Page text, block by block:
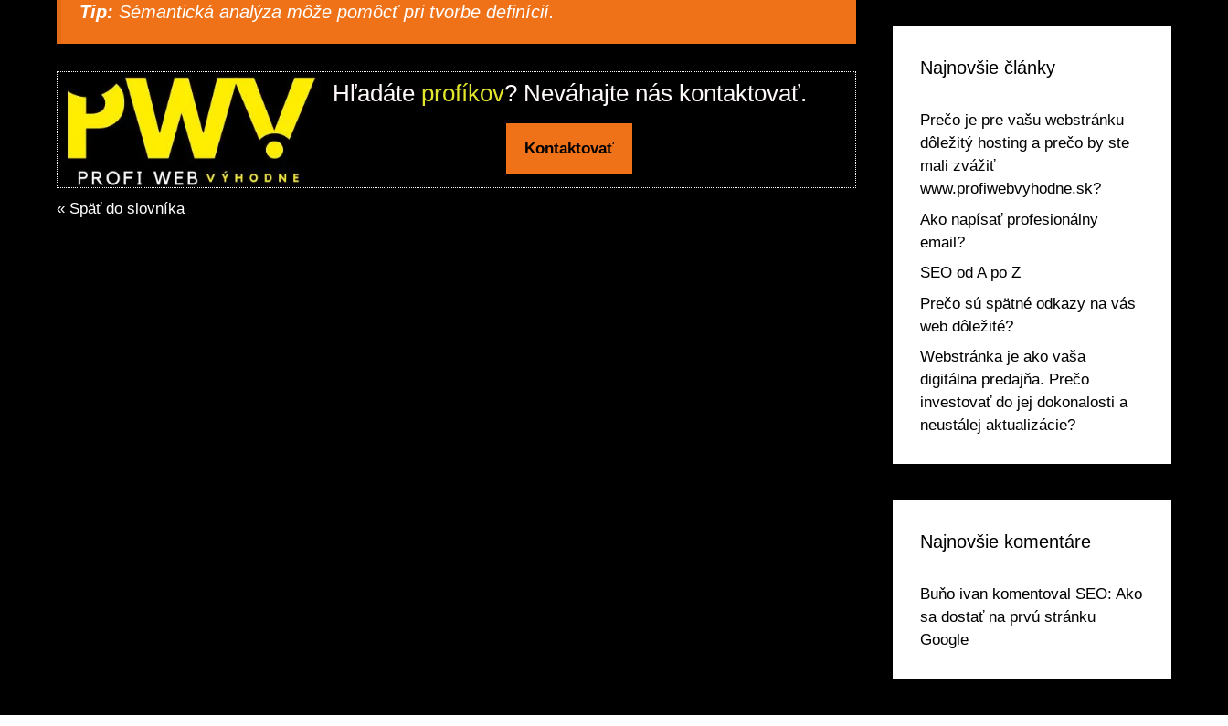
Tip: Sémantická analýza môže pomôcť pri tvorbe definícií.
Hľadáte profíkov? Neváhajte nás kontaktovať.
Kontaktovať
« Späť do slovníka
Najnovšie články
Prečo je pre vašu webstránku
dôležitý hosting a prečo by ste
mali zvážiť
www.profiwebvyhodne.sk?
Ako napísať profesionálny
email?
SEO od A po Z
Prečo sú spätné odkazy na vás
web dôležité?
Webstránka je ako vaša
digitálna predajňa. Prečo
investovať do jej dokonalosti a
neustálej aktualizácie?
Najnovšie komentáre
Buňo ivan komentoval SEO: Ako
sa dostať na prvú stránku
Google